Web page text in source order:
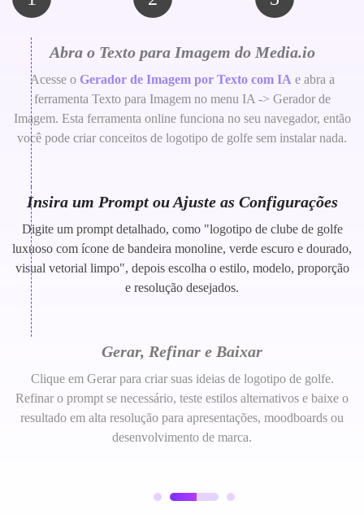
Abra o Texto para Imagem do Media.io
Acesse o Gerador de Imagem por Texto com IA e abra a
ferramenta Texto para Imagem no menu IA -> Gerador de
Imagem. Esta ferramenta online funciona no seu navegador, então
você pode criar conceitos de logotipo de golfe sem instalar nada.
Insira um Prompt ou Ajuste as Configurações
Digite um prompt detalhado, como "logotipo de clube de golfe
luxuoso com ícone de bandeira monoline, verde escuro e dourado,
visual vetorial limpo", depois escolha o estilo, modelo, proporção
e resolução desejados.
Gerar, Refinar e Baixar
Clique em Gerar para criar suas ideias de logotipo de golfe.
Refinar o prompt se necessário, teste estilos alternativos e baixe o
resultado em alta resolução para apresentações, moodboards ou
desenvolvimento de marca.